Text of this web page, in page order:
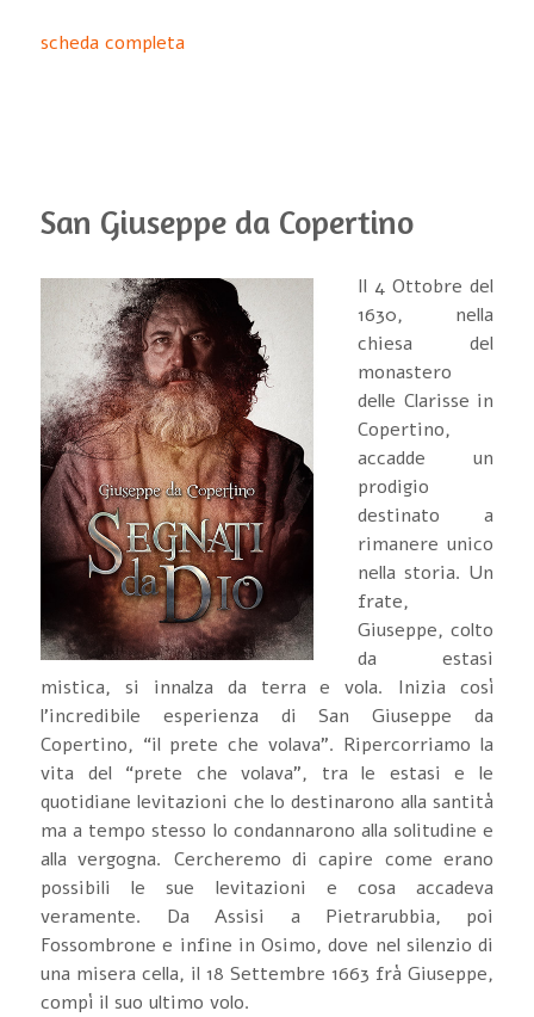
scheda completa
San Giuseppe da Copertino
Il 4 Ottobre del
1630, nella
chiesa del
monastero
delle Clarisse in
Copertino,
accadde un
prodigio
destinato a
rimanere unico
nella storia. Un
frate,
Giuseppe, colto
da estasi
mistica, si innalza da terra e vola. Inizia così
l'incredibile esperienza di San Giuseppe da
Copertino, “il prete che volava”. Ripercorriamo la
vita del “prete che volava”, tra le estasi e le
quotidiane levitazioni che lo destinarono alla santità
ma a tempo stesso lo condannarono alla solitudine e
alla vergogna. Cercheremo di capire come erano
possibili le sue levitazioni e cosa accadeva
veramente. Da Assisi a Pietrarubbia, poi
Fossombrone e infine in Osimo, dove nel silenzio di
una misera cella, il 18 Settembre 1663 frà Giuseppe,
compì il suo ultimo volo.